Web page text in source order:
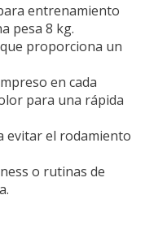
entrenamiento
pesa 8 kg.
proporciona un
en cada
para una rápida
evitar el rodamiento
o rutinas de